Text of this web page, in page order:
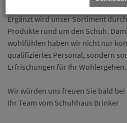
Ergänzt wird unser Sortiment
Produkte rund um den Schuh.
wohlfühlen haben wir nicht nur
qualifiziertes Personal, sondern
Erfrischungen für Ihr Wohlergehen.
Wir würden uns freuen Sie bald
Ihr Team vom Schuhhaus Brinker